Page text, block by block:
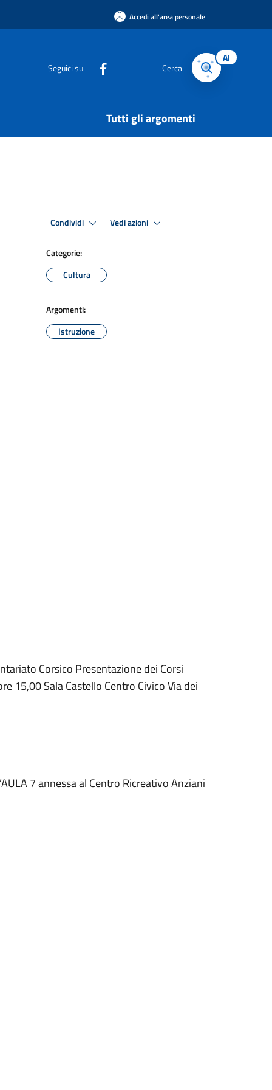
Accedi all'area personale
Seguici su Cerca
AI
Tutti gli argomenti
Condividi Vedi azioni
Categorie:
Cultura
Argomenti:
Istruzione
Corsico Presentazione dei Corsi
15,00 Sala Castello Centro Civico Via dei
7 annessa al Centro Ricreativo Anziani